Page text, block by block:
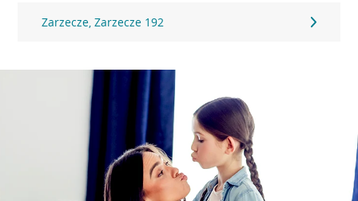
Zarzecze, Zarzecze 192